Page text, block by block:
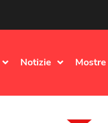
Notizie Mostre